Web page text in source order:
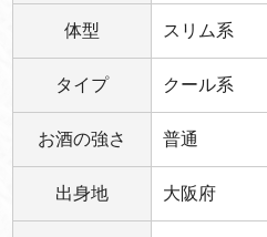
体型 スリム系
タイプ クール系
お酒の強さ 普通
出身地 大阪府